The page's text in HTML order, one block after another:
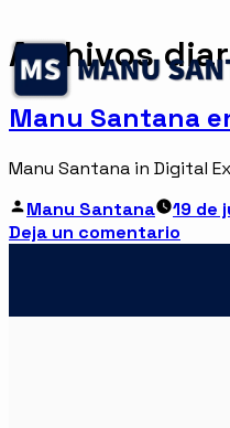
Archivos
Manu Santana
Manu Santana in Digital
Manu Santana
19 de
Deja un comentario